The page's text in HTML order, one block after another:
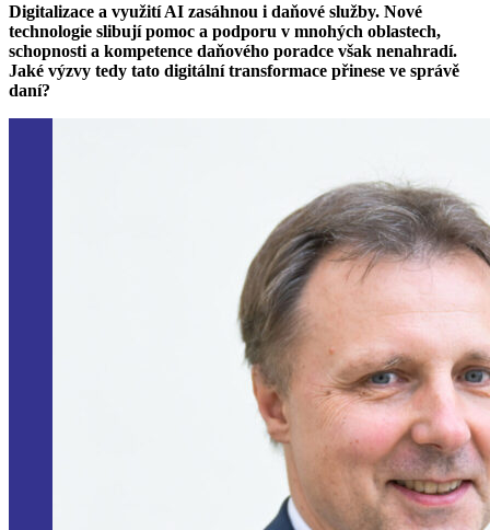
Digitalizace a využití AI zasáhnou i daňové služby. Nové
technologie slibují pomoc a podporu v mnohých oblastech,
schopnosti a kompetence daňového poradce však nenahradí.
Jaké výzvy tedy tato digitální transformace přinese ve správě
daní?